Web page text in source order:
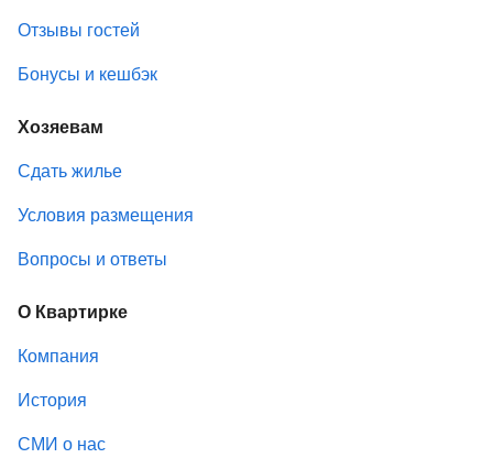
Отзывы гостей
Бонусы и кешбэк
Хозяевам
Сдать жилье
Условия размещения
Вопросы и ответы
О Квартирке
Компания
История
СМИ о нас